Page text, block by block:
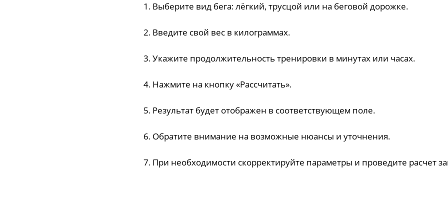
1. Выберите вид бега: лёгкий, трусцой или на беговой дорожке.
2. Введите свой вес в килограммах.
3. Укажите продолжительность тренировки в минутах или часах.
4. Нажмите на кнопку «Рассчитать».
5. Результат будет отображен в соответствующем поле.
6. Обратите внимание на возможные нюансы и уточнения.
7. При необходимости скорректируйте параметры и проведите расчет